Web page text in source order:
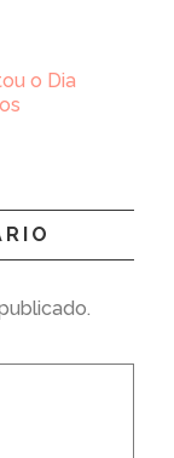
o Dia